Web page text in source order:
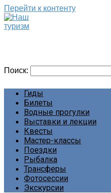
Перейти к контенту
Поиск:
Гиды
Билеты
Водные прогулки
Выставки и лекции
Квесты
Мастер-классы
Поездки
Рыбалка
Трансферы
Фотосессии
Экскурсии